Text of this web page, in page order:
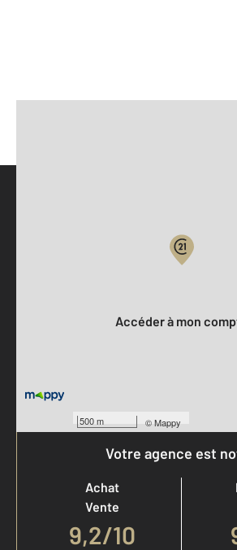
500 m ©Mappy
Accéder à mon
Votre agence est
Achat
Vente
9,2/10